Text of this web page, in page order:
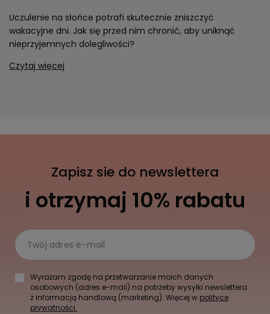
Uczulenie na słońce potrafi skutecznie zniszczyć
wakacyjne dni. Jak się przed nim chronić, aby uniknąć
nieprzyjemnych dolegliwości?
Czytaj więcej
Zapisz sie do newslettera
i otrzymaj 10% rabatu
Twój adres e-mail
Wyrażam zgodę na przetwarzanie moich danych
osobowych (adres e-mail) na potrzeby wysyłki newslettera
z informacją handlową (marketing). Więcej w polityce
prywatności.